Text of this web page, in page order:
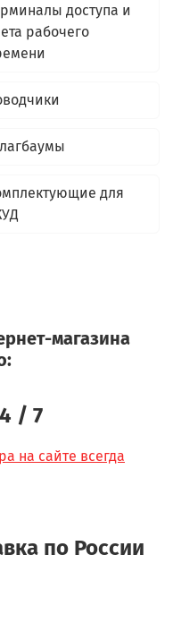
доступа и
рабочего
для
магазина
/ 7
на сайте всегда
по России